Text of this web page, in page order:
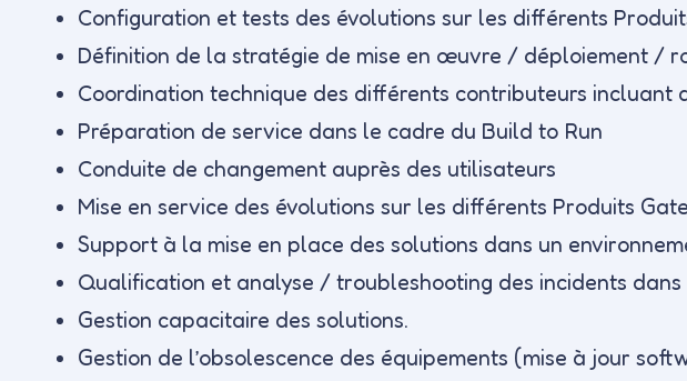
Configuration et tests des évolutions sur les différents
Définition de la stratégie de mise en œuvre / déploiement /
Coordination technique des différents contributeurs incluant
Préparation de service dans le cadre du Build to Run
Conduite de changement auprès des utilisateurs
Mise en service des évolutions sur les différents Produits
Support à la mise en place des solutions dans un
Qualification et analyse / troubleshooting des incidents
Gestion capacitaire des solutions.
Gestion de l’obsolescence des équipements (mise à jour